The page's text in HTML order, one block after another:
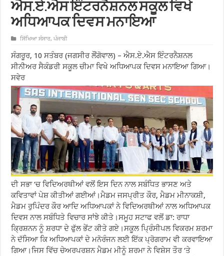
ਐਸ.ਏ.ਐਸ ਇੰਟਰਨੈਸ਼ਨਲ ਸਕੂਲ ਵਿਖੇ
ਅਧਿਆਪਕ ਦਿਵਸ ਮਨਾਇਆ
ਸਿੱਖਿਆ ਸੰਸਾਰ,ਪੰਜਾਬੀ
ਸੰਗਰੂਰ, 10 ਸਤੰਬਰ (ਜਗਸੀਰ ਲੌਂਗੋਵਾਲ) – ਐਸ.ਏ.ਐਸ ਇੰਟਰਨੈਸ਼ਨਲ
ਸੀਨੀਅਰ ਸੈਕੰਡਰੀ ਸਕੂਲ ਚੀਮਾ ਵਿਖੇ ਅਧਿਆਪਕ ਦਿਵਸ ਮਨਾਇਆ ਗਿਆ।
ਸਵੇਰ
ਦੀ ਸਭਾ ‘ਚ ਵਿਦਿਅਰਥੀਆਂ ਵਲੋਂ ਇਸ ਦਿਨ ਨਾਲ ਸਬੰਧਿਤ ਭਾਸਣ ਅਤੇ
ਕਵਿਤਾਵਾਂ ਪੇਸ਼ ਕੀਤੀਆਂ ਗਈਆਂ।ਮੈਡਮ ਜਸਪ੍ਰੀਤ ਕੌਰ, ਮੈਡਮ ਮੀਨਾਕਸ਼ੀ,
ਮੈਡਮ ਰੁਪਿੰਦਰ ਕੌਰ ਆਦਿ ਅਧਿਆਪਕਾਂ ਨੇ ਵਿਦਿਅਰਥੀਆਂ ਨਾਲ ਅਧਿਆਪਕ
ਦਿਵਸ ਨਾਲ ਸਬੰਧਿਤੇ ਵਿਚਾਰ ਸਾਂਝੇ ਕੀਤੇ।ਸਮੂਹ ਸਟਾਫ ਵਲੋਂ ਡਾ: ਰਾਧਾ
ਕ੍ਰਿਸ਼ਨਨ ਨੂੰ ਸ਼ਰਧਾ ਦੇ ਫੁੱਲ ਭੇਂਟ ਕੀਤੇ ਗਏ।ਸਕੂਲ ਪ੍ਰਿੰਸੀਪਲ ਵਿਕਰਮ ਸ਼ਰਮਾ
ਨੇ ਦੱਸਿਆ ਕਿ ਅਧਿਆਪਕਾਂ ਦੇ ਮਨੋਰੰਜਨ ਲਈ ਇੱਕ ਪ੍ਰੋਗਰਾਮ ਵੀ ਕਰਵਾਇਆ
ਗਿਆ।ਜਿਸ ਵਿੱਚ ਚੇਅਰਪਰਸ਼ਨ ਮੈਡਮ ਮੀਨੂੰ ਸ਼ਰਮਾ ਨੇ ਵਿਸ਼ੇਸ ਤੌਰ ‘ਤੇ